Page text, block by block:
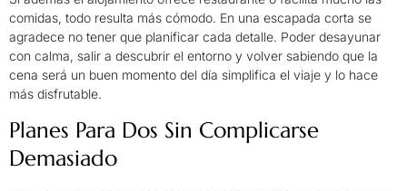
comidas, todo resulta más cómodo. En una escapada corta se
agradece no tener que planificar cada detalle. Poder desayunar
con calma, salir a descubrir el entorno y volver sabiendo que la
cena será un buen momento del día simplifica el viaje y lo hace
más disfrutable.
Planes Para Dos Sin Complicarse
Demasiado